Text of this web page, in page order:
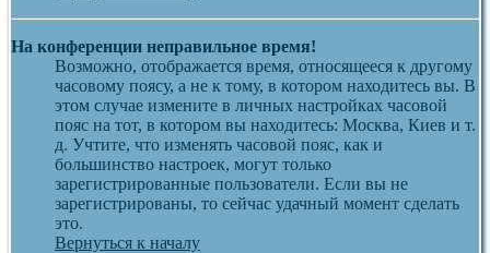
На конференции неправильное время!
Возможно, отображается время, относящееся к другому
часовому поясу, а не к тому, в котором находитесь вы. В
этом случае измените в личных настройках часовой
пояс на тот, в котором вы находитесь: Москва, Киев и т.
д. Учтите, что изменять часовой пояс, как и
большинство настроек, могут только
зарегистрированные пользователи. Если вы не
зарегистрированы, то сейчас удачный момент сделать
это.
Вернуться к началу